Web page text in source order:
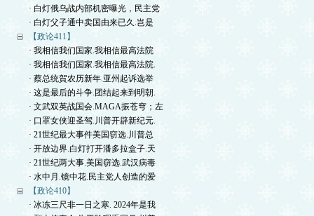
· 白灯俄乌战内部机密曝光，民主党
· 白灯父子通中卖国由来已久.岂是
【政论411】
· 我相信我们国家.我相信最高法院
· 我相信我们国家.我相信最高法院.
· 蔡总统賀农历新年.亚州起诉选举
· 这是最后的斗争.团结起来到明朝.
· 文武双英战国会.MAGA振苍穹；左
· 口罩女侠迎圣驾.川普开辟新纪元.
· 21世纪最大事件美国窃选.川普总
· 开放边界.白灯打开潘多拉盒子.天
· 21世纪两大事.美国窃选.武汉病毒
· 水中月.镜中花.民主党人创造的爱
【政论410】
· 冰冻三尺非一日之寒. 2024年是我